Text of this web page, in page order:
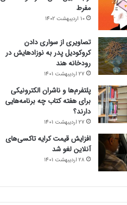
مفرط
10 اردیبهشت 1402
تصاویری از سواری دادن
کروکودیل پدر به نوزادهایش در
رودخانه هند
27 اردیبهشت 1401
پلتفرم‌ها و ناشران الکترونیکی
برای هفته کتاب چه برنامه‌هایی
دارند؟
27 اردیبهشت 1401
افزایش قیمت کرایه تاکسی‌های
آنلاین لغو شد
28 اردیبهشت 1401